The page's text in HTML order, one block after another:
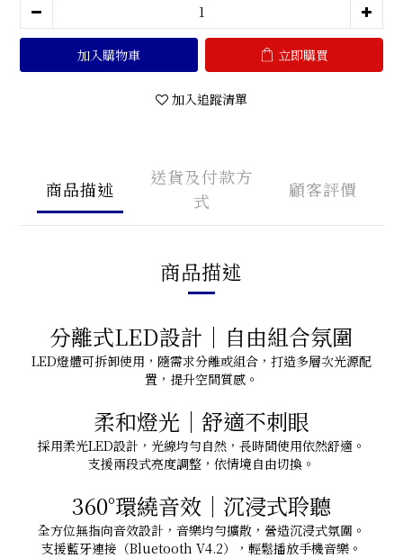
加入購物車 立即購買
加入追蹤清單
商品描述
送貨及付款方
式
顧客評價
商品描述
分離式LED設計｜自由組合氛圍
LED燈體可拆卸使用，隨需求分離或組合，打造多層次光源配
置，提升空間質感。
柔和燈光｜舒適不刺眼
採用柔光LED設計，光線均勻自然，長時間使用依然舒適。
支援兩段式亮度調整，依情境自由切換。
360°環繞音效｜沉浸式聆聽
全方位無指向音效設計，音樂均勻擴散，營造沉浸式氛圍。
支援藍牙連接（Bluetooth V4.2），輕鬆播放手機音樂。